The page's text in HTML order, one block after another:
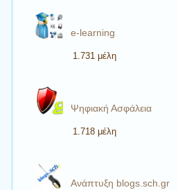
e-learning
1.731 μέλη
Ψηφιακή Ασφάλεια
1.718 μέλη
Ανάπτυξη blogs.sch.gr